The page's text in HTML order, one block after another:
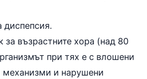
диспепсия.
за възрастните хора (над 80
при тях е с влошени
механизми и нарушени